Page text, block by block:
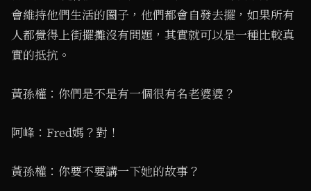
會維持他們生活的圈子，他們都會自發去擺，如果所有
人都覺得上街擺攤沒有問題，其實就可以是一種比較真
實的抵抗。
黃孫權：你們是不是有一個很有名老婆婆？
阿峰：Fred媽？對！
黃孫權：你要不要講一下她的故事？